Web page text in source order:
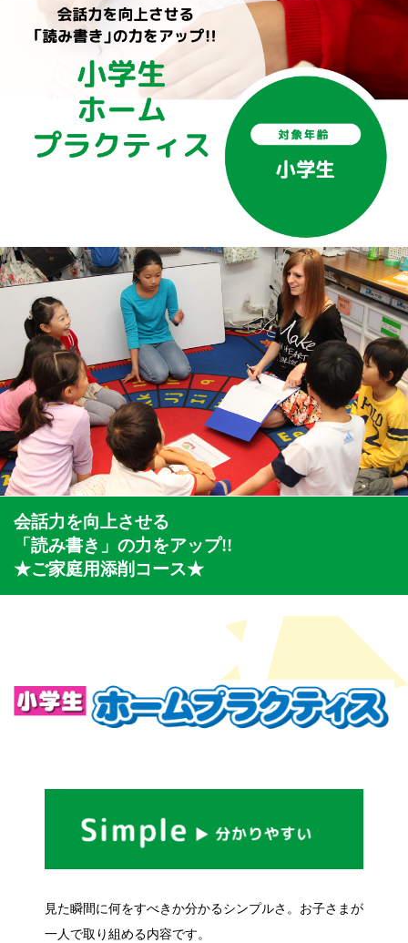
会話力を向上させる
「読み書き」の力をアップ!!
★ご家庭用添削コース★
見た瞬間に何をすべきか分かるシンプルさ。お子さまが
一人で取り組める内容です。